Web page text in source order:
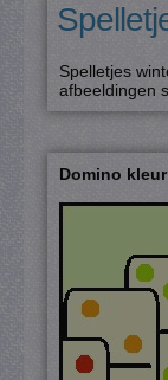
Spelletjes
afbeeldingen
Domino kleur